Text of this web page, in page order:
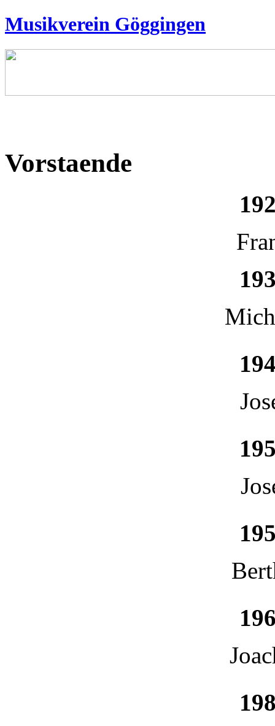
Musikverein Göggingen
Vorstaende